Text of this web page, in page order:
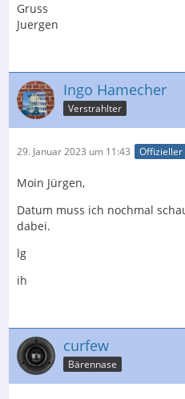
Gruss
Juergen
Ingo Hamecher
Verstrahlter
29. Januar 2023 um 11:43
Moin Jürgen,
Datum muss ich nochmal
dabei.
lg
ih
curfew
Bärennase